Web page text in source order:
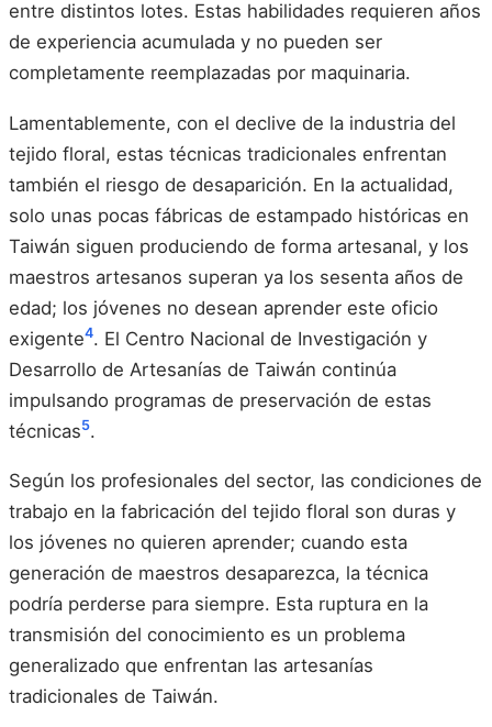
entre distintos lotes. Estas habilidades requieren años
de experiencia acumulada y no pueden ser
completamente reemplazadas por maquinaria.
Lamentablemente, con el declive de la industria del
tejido floral, estas técnicas tradicionales enfrentan
también el riesgo de desaparición. En la actualidad,
solo unas pocas fábricas de estampado históricas en
Taiwán siguen produciendo de forma artesanal, y los
maestros artesanos superan ya los sesenta años de
edad; los jóvenes no desean aprender este oficio
exigente4. El Centro Nacional de Investigación y
Desarrollo de Artesanías de Taiwán continúa
impulsando programas de preservación de estas
técnicas5.
Según los profesionales del sector, las condiciones de
trabajo en la fabricación del tejido floral son duras y
los jóvenes no quieren aprender; cuando esta
generación de maestros desaparezca, la técnica
podría perderse para siempre. Esta ruptura en la
transmisión del conocimiento es un problema
generalizado que enfrentan las artesanías
tradicionales de Taiwán.